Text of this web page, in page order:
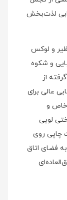
لذت‌بخش
و لوکس
و شکوه
از
عالی برای
خاص و
لویی
چاپی روی
فضای اتاق